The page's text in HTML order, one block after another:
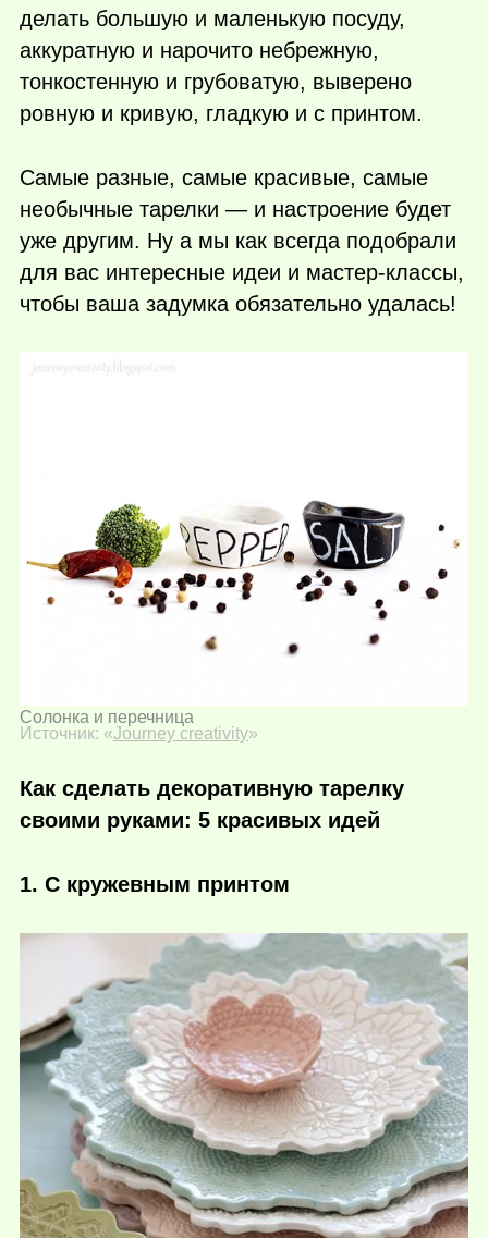
делать большую и маленькую посуду,
аккуратную и нарочито небрежную,
тонкостенную и грубоватую, выверено
ровную и кривую, гладкую и с принтом.
Самые разные, самые красивые, самые
необычные тарелки — и настроение будет
уже другим. Ну а мы как всегда подобрали
для вас интересные идеи и мастер-классы,
чтобы ваша задумка обязательно удалась!
Солонка и перечница
Источник: «Journey creativity»
Как сделать декоративную тарелку
своими руками: 5 красивых идей
1. С кружевным принтом